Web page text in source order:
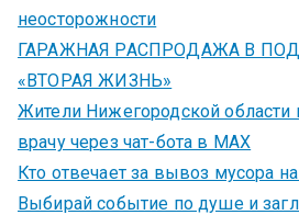
неосторожности
ГАРАЖНАЯ РАСПРОДАЖА В
«ВТОРАЯ ЖИЗНЬ»
Жители Нижегородской области
врачу через чат-бота в MAX
Кто отвечает за вывоз мусора
Выбирай событие по душе и